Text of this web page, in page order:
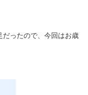
だったので、今回はお歳